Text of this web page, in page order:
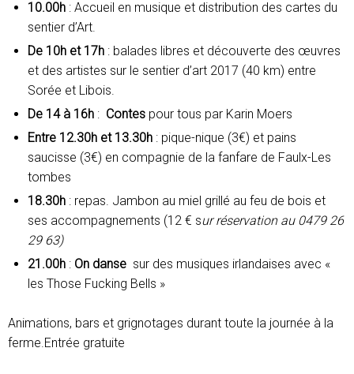
10.00h : Accueil en musique et distribution des cartes du
sentier d’Art.
De 10h et 17h : balades libres et découverte des œuvres
et des artistes sur le sentier d’art 2017 (40 km) entre
Sorée et Libois.
De 14 à 16h : Contes pour tous par Karin Moers
Entre 12.30h et 13.30h : pique-nique (3€) et pains
saucisse (3€) en compagnie de la fanfare de Faulx-Les
tombes
18.30h : repas. Jambon au miel grillé au feu de bois et
ses accompagnements (12 € sur réservation au 0479 26
29 63)
21.00h : On danse sur des musiques irlandaises avec «
les Those Fucking Bells »
Animations, bars et grignotages durant toute la journée à la
ferme.Entrée gratuite